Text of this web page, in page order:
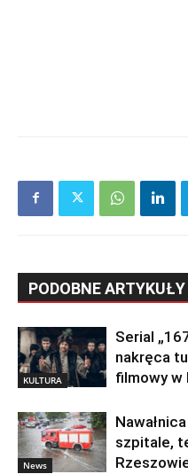
PODOBNE ARTYKUŁY
KULTURA
Serial
nakręca
filmowy w
News
szpitale,